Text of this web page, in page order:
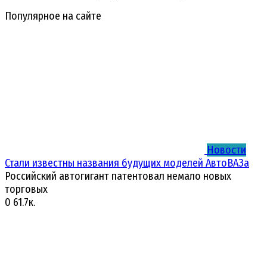
Популярное на сайте
Новости
Стали известны названия будущих моделей АвтоВАЗа
Российский автогигант патентовал немало новых
торговых
0 61.7к.